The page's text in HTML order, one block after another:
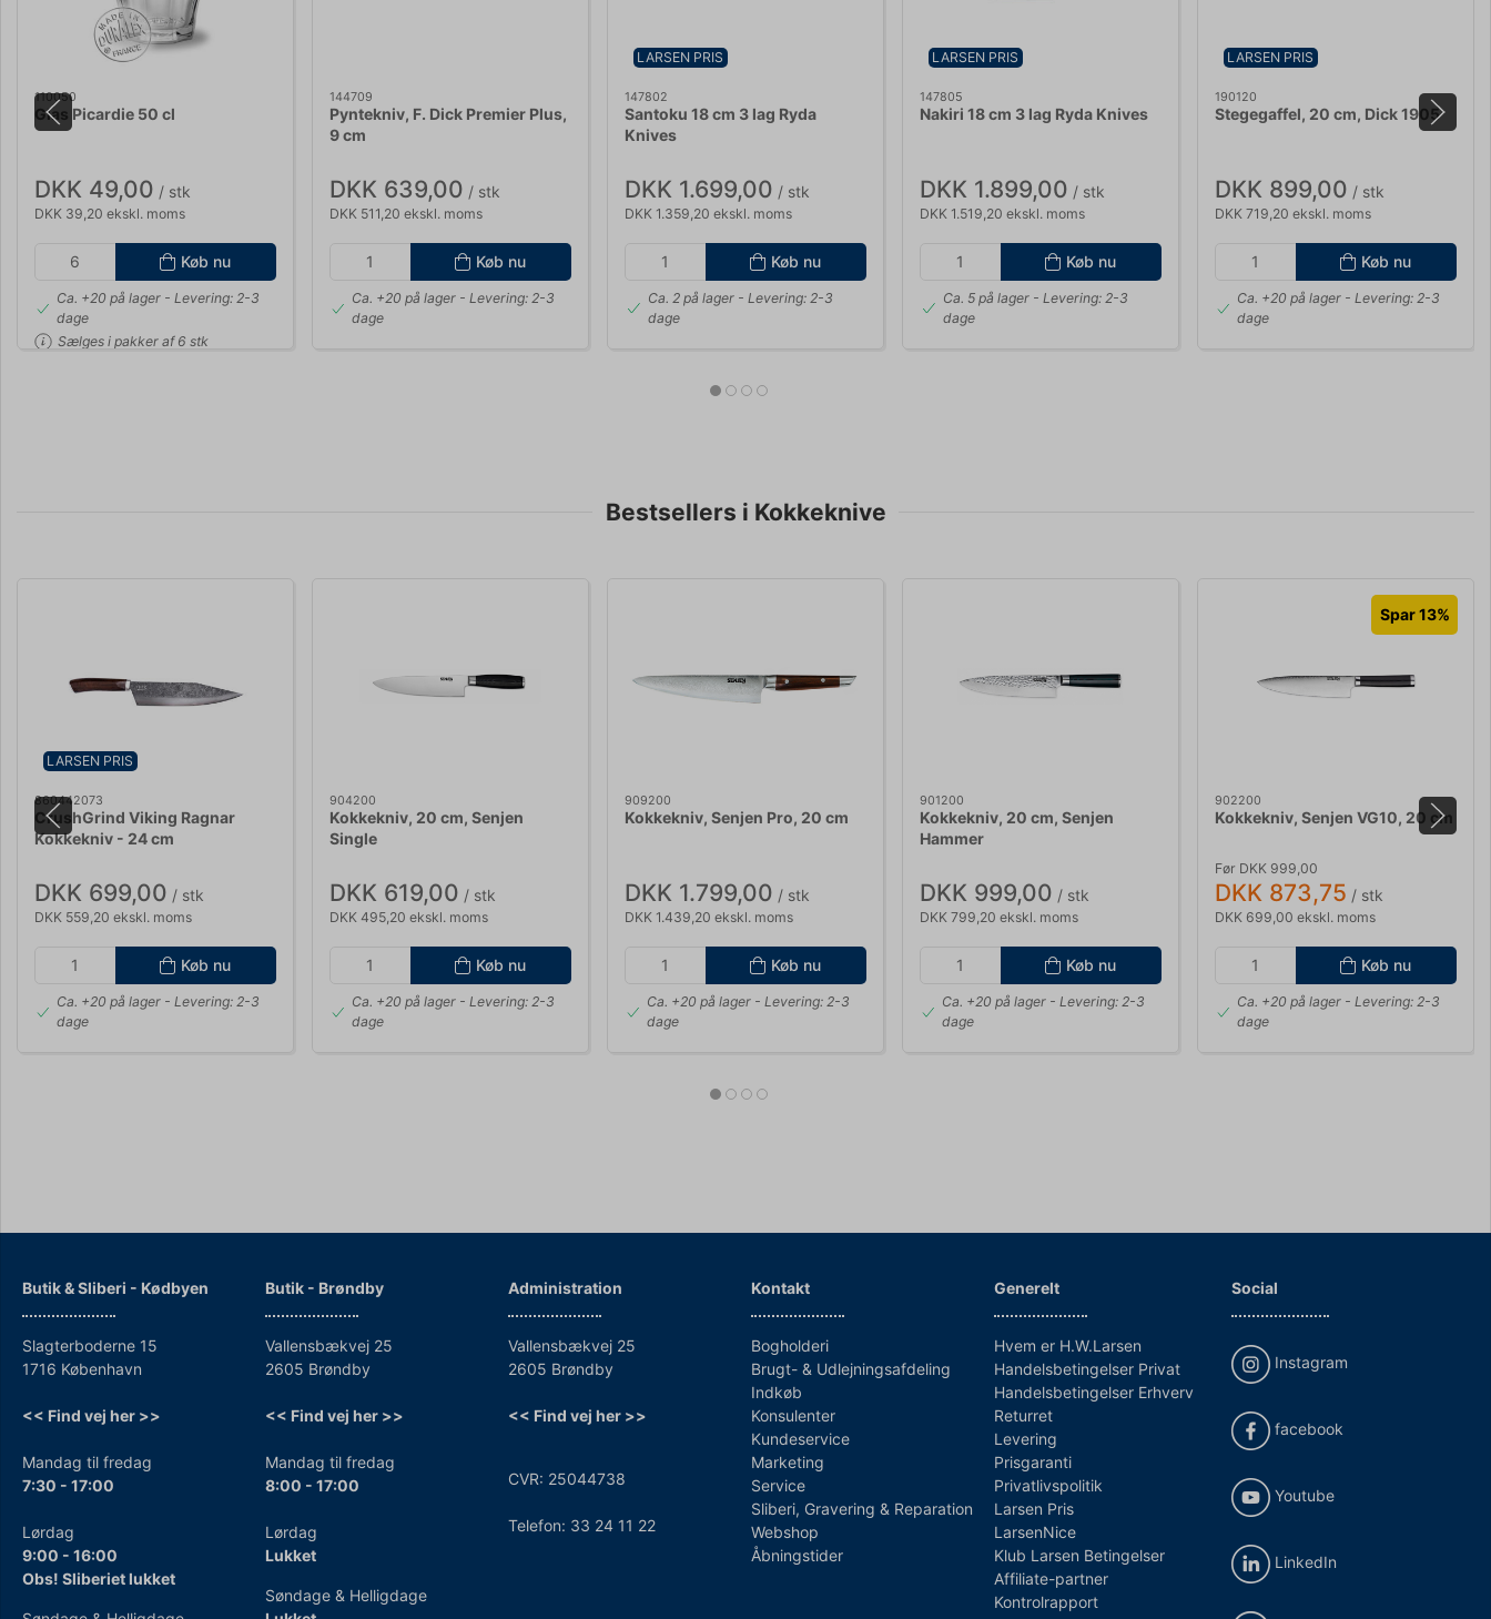
110050
Glas Picardie 50 cl
DKK 49,00 / stk
DKK 39,20 ekskl. moms
Køb nu
Ca. +20 på lager- Levering: 2-3
dage
Sælges i pakker af 6 stk
144709
Pyntekniv, F. Dick Premier Plus,
9 cm
DKK 639,00 / stk
DKK 511,20 ekskl. moms
Køb nu
Ca. +20 på lager- Levering: 2-3
dage
LARSEN PRIS
147802
Santoku 18 cm 3 lag Ryda
Knives
DKK 1.699,00 / stk
DKK 1.359,20 ekskl. moms
Køb nu
Ca. 2 på lager- Levering: 2-3
dage
LARSEN PRIS
147805
Nakiri 18 cm 3 lag Ryda Knives
DKK 1.899,00 / stk
DKK 1.519,20 ekskl. moms
Køb nu
Ca. 5 på lager- Levering: 2-3
dage
LARSEN PRIS
190120
Stegegaffel, 20 cm, Dick 1905
DKK 899,00 / stk
DKK 719,20 ekskl. moms
Køb nu
Ca. +20 på lager- Levering: 2-3
dage
Bestsellers i Kokkeknive
LARSEN PRIS
860442073
CrushGrind Viking Ragnar
Kokkekniv - 24 cm
DKK 699,00 / stk
DKK 559,20 ekskl. moms
Køb nu
Ca. +20 på lager- Levering: 2-3
dage
904200
Kokkekniv, 20 cm, Senjen
Single
DKK 619,00 / stk
DKK 495,20 ekskl. moms
Køb nu
Ca. +20 på lager- Levering: 2-3
dage
909200
Kokkekniv, Senjen Pro, 20 cm
DKK 1.799,00 / stk
DKK 1.439,20 ekskl. moms
Køb nu
Ca. +20 på lager- Levering: 2-3
dage
901200
Kokkekniv, 20 cm, Senjen
Hammer
DKK 999,00 / stk
DKK 799,20 ekskl. moms
Køb nu
Ca. +20 på lager- Levering: 2-3
dage
Spar 13%
902200
Kokkekniv, Senjen VG10, 20 cm
Før DKK 999,00
DKK 873,75 / stk
DKK 699,00 ekskl. moms
Køb nu
Ca. +20 på lager- Levering: 2-3
dage
Butik & Sliberi - Kødbyen
Slagterboderne 15
1716 København
<< Find vej her >>
Mandag til fredag
7:30 - 17:00
Lørdag
9:00 - 16:00
Obs! Sliberiet lukket
Butik - Brøndby
Vallensbækvej 25
2605 Brøndby
<< Find vej her >>
Mandag til fredag
8:00 - 17:00
Lørdag
Lukket
Søndage & Helligdage
Administration
Vallensbækvej 25
2605 Brøndby
<< Find vej her >>
CVR: 25044738
Telefon: 33 24 11 22
Kontakt
Bogholderi
Brugt- & Udlejningsafdeling
Indkøb
Konsulenter
Kundeservice
Marketing
Service
Sliberi, Gravering & Reparation
Webshop
Åbningstider
Generelt
Hvem er H.W.Larsen
Handelsbetingelser Privat
Handelsbetingelser Erhverv
Returret
Levering
Prisgaranti
Privatlivspolitik
Larsen Pris
LarsenNice
Klub Larsen Betingelser
Affiliate-partner
Kontrolrapport
Social
Instagram
facebook
Youtube
LinkedIn